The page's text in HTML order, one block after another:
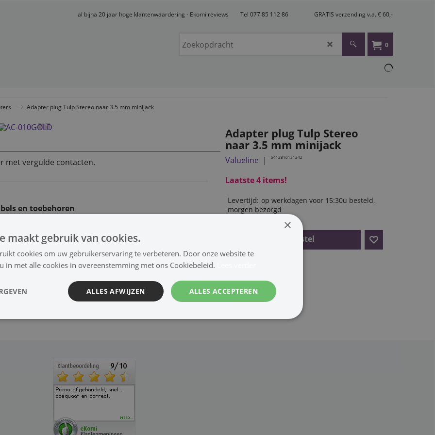
al bijna 20 jaar hoge klantenwaardering - Ekomi reviews Tel 077 85 112 86 GRATIS verzending v.a. € 60,-
0
Adapter plug Tulp Stereo naar 3.5 mm minijack
Adapter plug Tulp Stereo
naar 3.5 mm minijack
Valueline 5412810131242
Laatste 4 items!
Levertijd: op werkdagen voor 15:30u besteld,
morgen bezorgd
Bestel
met vergulde contacten.
en toebehoren
mi
Mini-Jack
Jack 6.35
mm
Subwoof
er
Instrum
ent
Schakela
ar
Omvor
mer
×
maakt gebruik van cookies.
cookies om uw gebruikerservaring te verbeteren. Door onze website te
in met alle cookies in overeenstemming met ons Cookiebeleid.
ALLES ACCEPTEREN
ALLES AFWIJZEN